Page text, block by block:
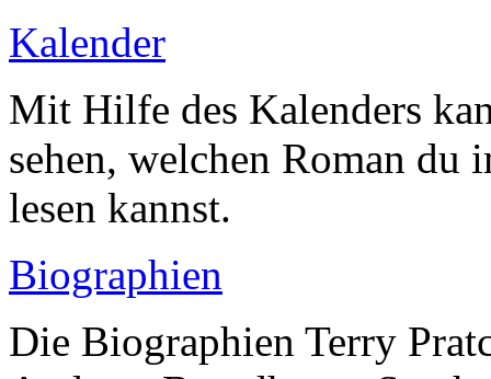
Kalender
Mit Hilfe des Kalenders
sehen, welchen Roman du
lesen kannst.
Biographien
Die Biographien Terry